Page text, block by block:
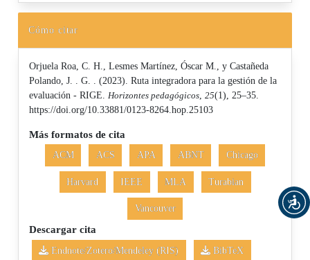
Cómo citar
Orjuela Roa, C. H., Lesmes Martínez, Óscar M., y Castañeda
Polando, J. . G. . (2023). Ruta integradora para la gestión de la
evaluación - RIGE. Horizontes pedagógicos ,25(1), 25–35.
https://doi.org/10.33881/0123-8264.hop.25103
Más formatos de cita
ACM ACS APA ABNT Chicago
Harvard IEEE MLA Turabian
Vancouver
Descargar cita
Endnote/Zotero/Mendeley (RIS) BibTeX